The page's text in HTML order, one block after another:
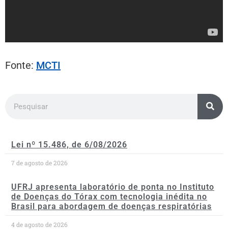
Fonte: MCTI
Lei nº 15.486, de 6/08/2026
7 de agosto de 2026
UFRJ apresenta laboratório de ponta no Instituto
de Doenças do Tórax com tecnologia inédita no
Brasil para abordagem de doenças respiratórias
4 de agosto de 2026